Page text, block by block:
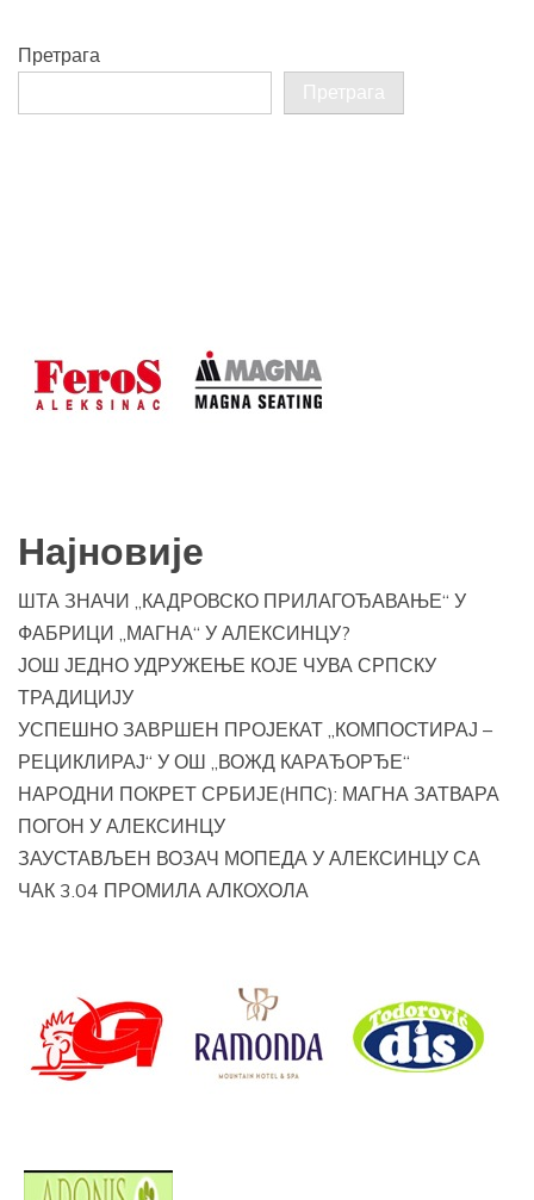
Претрага
Претрага
Најновије
ШТА ЗНАЧИ „КАДРОВСКО ПРИЛАГОЂАВАЊЕ“ У
ФАБРИЦИ „МАГНА“ У АЛЕКСИНЦУ?
ЈОШ ЈЕДНО УДРУЖЕЊЕ КОЈЕ ЧУВА СРПСКУ
ТРАДИЦИЈУ
УСПЕШНО ЗАВРШЕН ПРОЈЕКАТ „КОМПОСТИРАЈ –
РЕЦИКЛИРАЈ“ У ОШ „ВОЖД КАРАЂОРЂЕ“
НАРОДНИ ПОКРЕТ СРБИЈЕ(НПС): МАГНА ЗАТВАРА
ПОГОН У АЛЕКСИНЦУ
ЗАУСТАВЉЕН ВОЗАЧ МОПЕДА У АЛЕКСИНЦУ СА
ЧАК 3.04 ПРОМИЛА АЛКОХОЛА